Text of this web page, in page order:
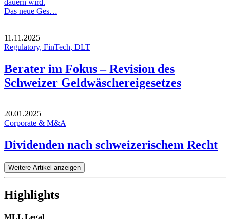
dauern wird.
Das neue Ges…
11.11.2025
Regulatory, FinTech, DLT
Berater im Fokus – Revision des
Schweizer Geldwäschereigesetzes
20.01.2025
Corporate & M&A
Dividenden nach schweizerischem Recht
Weitere Artikel anzeigen
Highlights
MLL Legal